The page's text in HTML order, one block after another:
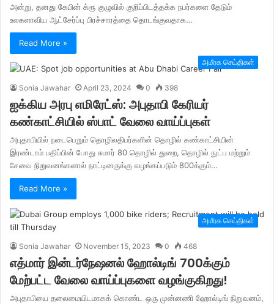
அன்று, தனது கேபின் க்ரூ குழுவில் குறிப்பிடத்தக்க நபர்களை தேடும்
உலகளாவிய ஆட்சேர்ப்பு பிரச்சாரத்தை தொடங்குவதாக…
Read More »
அமீரக செய்திகள்
Sonia Jawahar April 23, 2024 0 398
ஐக்கிய அரபு எமிரேட்ஸ்: அபுதாபி கேரியர்
கண்காட்சியில் ஸ்பாட் வேலை வாய்ப்புகள்
அபுதாபியில் நடைபெறும் தொழிலதிபர்களின் தொழில் கண்காட்சியின்
இரண்டாம் பதிப்பின் போது சுமார் 80 தொழில் துறை, தொழில் நுட்ப மற்றும்
சேவை நிறுவனங்களால் நாட்டினருக்கு வழங்கப்படும் 800க்கும்…
Read More »
அமீரக செய்திகள்
Sonia Jawahar November 15, 2023 0 468
எத்மார் இன்டர்நேஷனல் ஹோல்டிங் 700க்கும்
மேற்பட்ட வேலை வாய்ப்புகளை வழங்குகிறது!
அபுதாபியை தலைமையிடமாகக் கொண்ட ஒரு முன்னணி ஹோல்டிங் நிறுவனம்,